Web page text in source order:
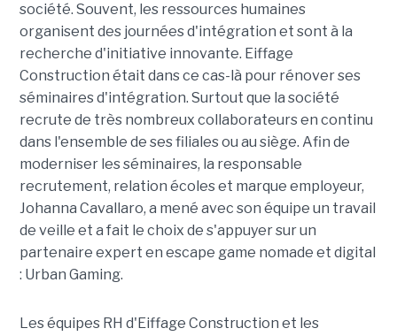
société. Souvent, les ressources humaines
organisent des journées d'intégration et sont à la
recherche d'initiative innovante. Eiffage
Construction était dans ce cas-là pour rénover ses
séminaires d'intégration. Surtout que la société
recrute de très nombreux collaborateurs en continu
dans l'ensemble de ses filiales ou au siège. Afin de
moderniser les séminaires, la responsable
recrutement, relation écoles et marque employeur,
Johanna Cavallaro, a mené avec son équipe un travail
de veille et a fait le choix de s'appuyer sur un
partenaire expert en escape game nomade et digital
: Urban Gaming.
Les équipes RH d'Eiffage Construction et les